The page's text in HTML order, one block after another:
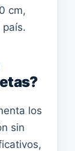
cm,
los
sin